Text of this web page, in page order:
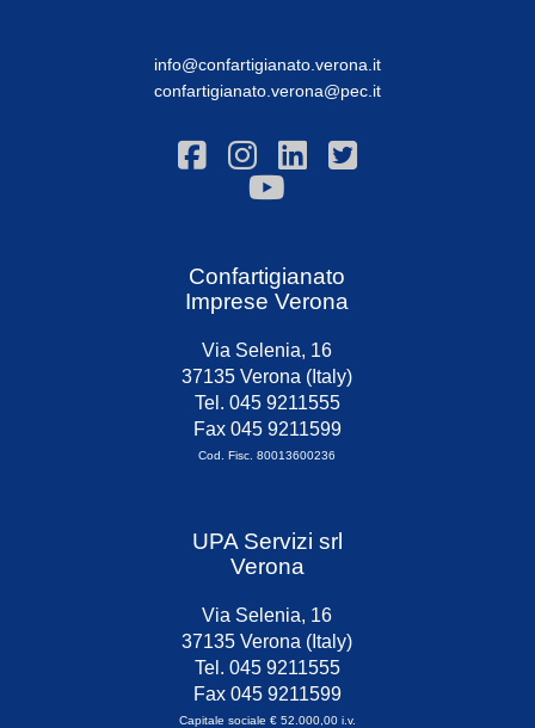
info@confartigianato.verona.it
confartigianato.verona@pec.it
Confartigianato
Imprese Verona
Via Selenia, 16
37135 Verona (Italy)
Tel. 045 9211555
Fax 045 9211599
Cod. Fisc. 80013600236
UPA Servizi srl
Verona
Via Selenia, 16
37135 Verona (Italy)
Tel. 045 9211555
Fax 045 9211599
Capitale sociale € 52.000,00 i.v.